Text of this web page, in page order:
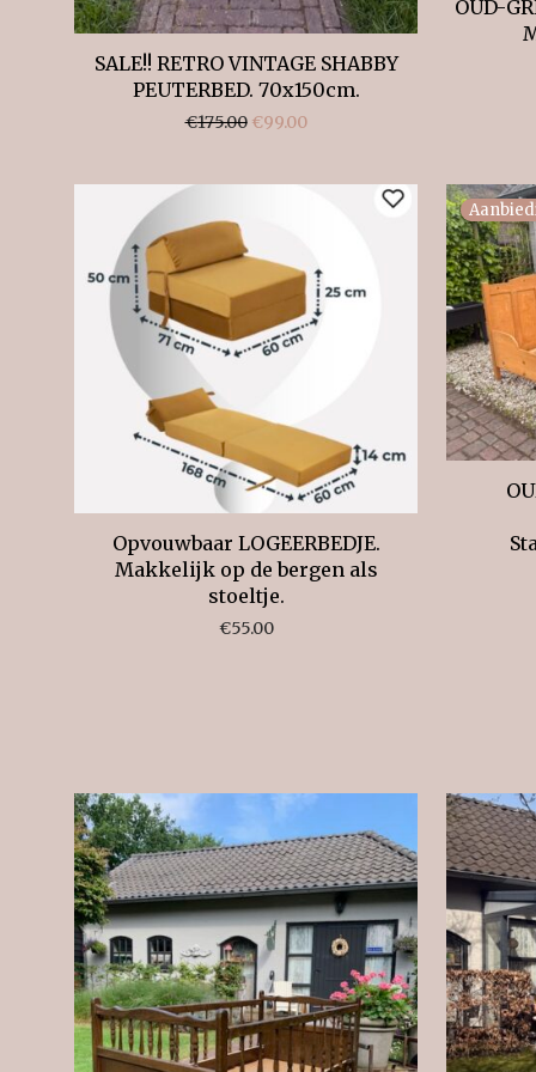
SALE!! RETRO VINTAGE SHABBY
PEUTERBED. 70x150cm.
€175.00 Oorspronkelijke prijs was: €175.00.
€99.00Huidige prijs is: €99.00.
OUD-
Opvouwbaar LOGEERBEDJE.
Makkelijk op de bergen als
stoeltje.
€55.00